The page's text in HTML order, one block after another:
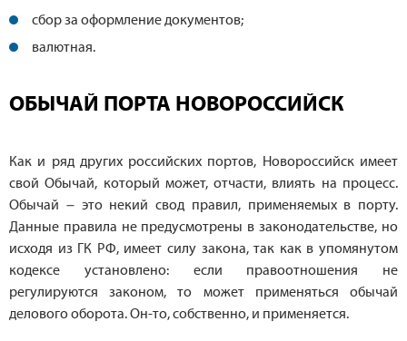
сбор за оформление документов;
валютная.
ОБЫЧАЙ ПОРТА НОВОРОССИЙСК
Как и ряд других российских портов, Новороссийск имеет
свой Обычай, который может, отчасти, влиять на процесс.
Обычай – это некий свод правил, применяемых в порту.
Данные правила не предусмотрены в законодательстве, но
исходя из ГК РФ, имеет силу закона, так как в упомянутом
кодексе установлено: если правоотношения не
регулируются законом, то может применяться обычай
делового оборота. Он-то, собственно, и применяется.